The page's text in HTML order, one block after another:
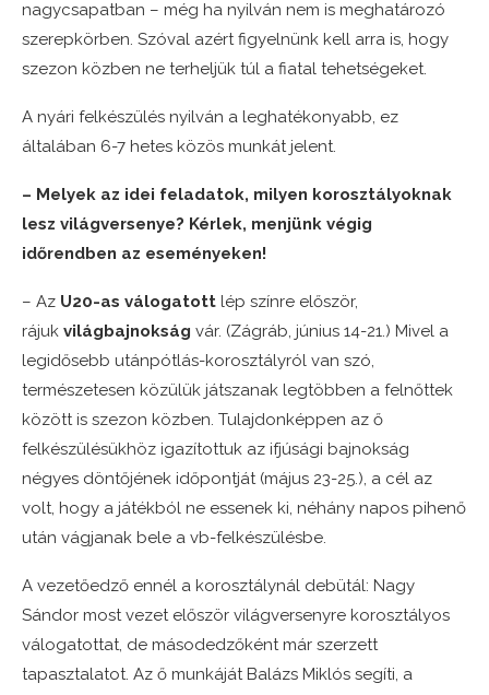
nagycsapatban – még ha nyilván nem is meghatározó
szerepkörben. Szóval azért figyelnünk kell arra is, hogy
szezon közben ne terheljük túl a fiatal tehetségeket.
A nyári felkészülés nyilván a leghatékonyabb, ez
általában 6-7 hetes közös munkát jelent.
– Melyek az idei feladatok, milyen korosztályoknak
lesz világversenye? Kérlek, menjünk végig
időrendben az eseményeken!
– Az U20-as válogatott lép színre először,
rájuk világbajnokság vár. (Zágráb, június 14-21.) Mivel a
legidősebb utánpótlás-korosztályról van szó,
természetesen közülük játszanak legtöbben a felnőttek
között is szezon közben. Tulajdonképpen az ő
felkészülésükhöz igazítottuk az ifjúsági bajnokság
négyes döntőjének időpontját (május 23-25.), a cél az
volt, hogy a játékból ne essenek ki, néhány napos pihenő
után vágjanak bele a vb-felkészülésbe.
A vezetőedző ennél a korosztálynál debütál: Nagy
Sándor most vezet először világversenyre korosztályos
válogatottat, de másodedzőként már szerzett
tapasztalatot. Az ő munkáját Balázs Miklós segíti, a